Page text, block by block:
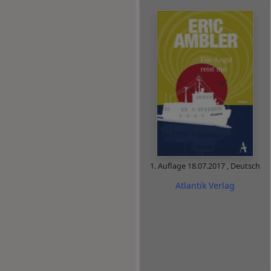
1. Auflage 18.07.2017 , Deutsch
Atlantik Verlag